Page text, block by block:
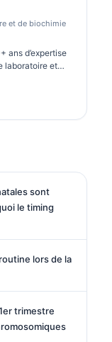
et de biochimie
ans d’expertise
laboratoire et
président de
il se
diagnostiques, la
sont
le timing
lors de la
trimestre